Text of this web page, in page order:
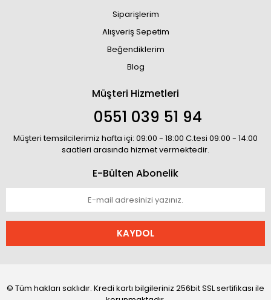
Siparişlerim
Alışveriş Sepetim
Beğendiklerim
Blog
Müşteri Hizmetleri
0551 039 51 94
Müşteri temsilcilerimiz hafta içi: 09:00 - 18:00 C.tesi 09:00 - 14:00
saatleri arasında hizmet vermektedir.
E-Bülten Abonelik
KAYDOL
© Tüm hakları saklıdır. Kredi kartı bilgileriniz 256bit SSL sertifikası ile